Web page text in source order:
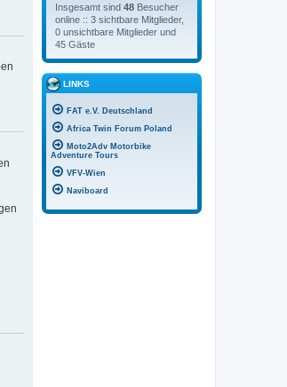
Insgesamt sind 48 Besucher
online :: 3 sichtbare Mitglieder,
0 unsichtbare Mitglieder und
45 Gäste
LINKS
FAT e.V. Deutschland
Africa Twin Forum Poland
Moto2Adv Motorbike
Adventure Tours
VFV-Wien
Naviboard